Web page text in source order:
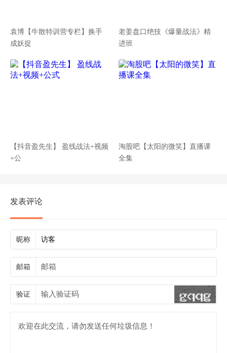
袁博【牛散特训营专栏】换手
成妖捉
老姜盘口绝技《爆量战法》精
进班
【抖音盈先生】 盈线战法+视频
+公
淘股吧【太阳的微笑】直播课
全集
发表评论
昵称
邮箱
验证